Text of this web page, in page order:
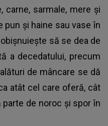
carne, sarmale, mere şi
și haine sau vase în
să se dea de
a decedatului, precum
de mâncare se dă
atât cel care oferă, cât
de noroc și spor în